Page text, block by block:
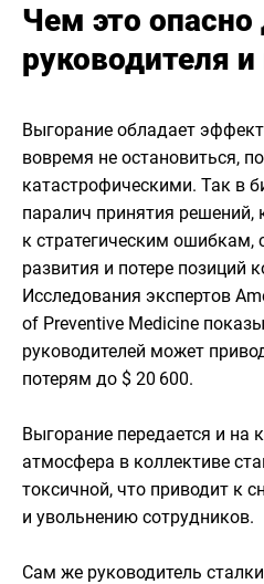
Чем это опасно
руководителя
Выгорание обладает
вовремя не остановиться,
катастрофическими. Так в
паралич принятия решений,
к стратегическим
развития и потере позиций
Исследования экспертов
of Preventive Medicine
руководителей может
потерям до $ 20 600.
Выгорание передается и на
атмосфера в коллективе
токсичной, что приводит к
и увольнению сотрудников.
Сам же руководитель